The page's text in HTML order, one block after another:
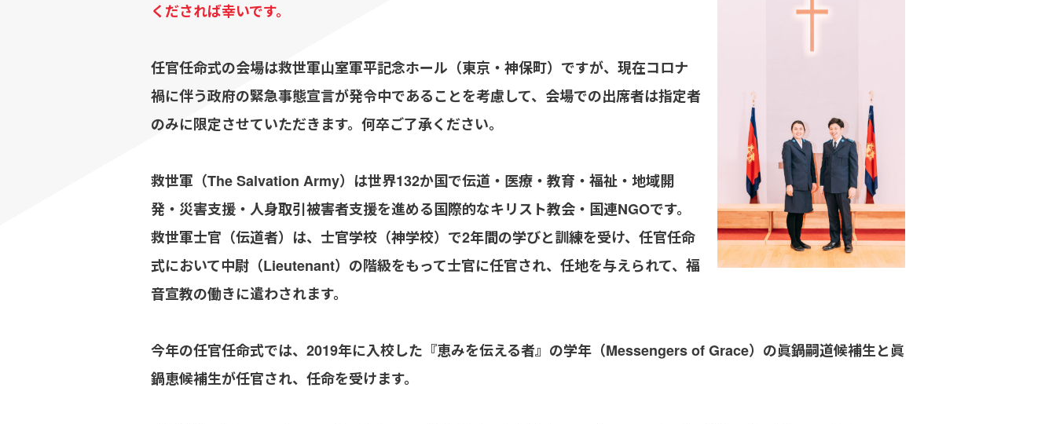
くだされば幸いです。
任官任命式の会場は救世軍山室軍平記念ホール（東京・神保町）ですが、現在コロナ
禍に伴う政府の緊急事態宣言が発令中であることを考慮して、会場での出席者は指定者
のみに限定させていただきます。何卒ご了承ください。
救世軍（The Salvation Army）は世界132か国で伝道・医療・教育・福祉・地域開
発・災害支援・人身取引被害者支援を進める国際的なキリスト教会・国連NGOです。
救世軍士官（伝道者）は、士官学校（神学校）で2年間の学びと訓練を受け、任官任命
式において中尉（Lieutenant）の階級をもって士官に任官され、任地を与えられて、福
音宣教の働きに遣わされます。
今年の任官任命式では、2019年に入校した『恵みを伝える者』の学年（Messengers of Grace）の眞鍋嗣道候補生と眞
鍋恵候補生が任官され、任命を受けます。